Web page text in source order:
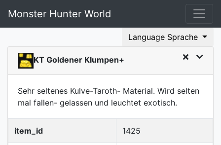
Monster Hunter World
Language Sprache
KT Goldener Klumpen+
Sehr seltenes Kulve-Taroth- Material. Wird selten
mal fallen- gelassen und leuchtet exotisch.
item_id 1425